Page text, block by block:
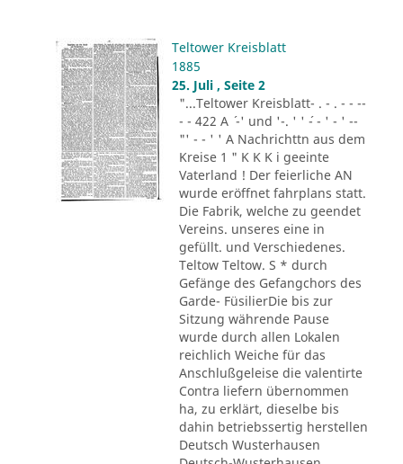
Teltower Kreisblatt
1885
25. Juli , Seite 2
"...Teltower Kreisblatt- . - . - - --
- - 422 A ´ -' und '-. ' ' ´- - ' - ' --
"' - - ' ' A Nachrichttn aus dem
Kreise 1 " K K K i geeinte
Vaterland ! Der feierliche AN
wurde eröffnet fahrplans statt.
Die Fabrik, welche zu geendet
Vereins. unseres eine in
gefüllt. und Verschiedenes.
Teltow Teltow. S * durch
Gefänge des Gefangchors des
Garde- FüsilierDie bis zur
Sitzung währende Pause
wurde durch allen Lokalen
reichlich Weiche für das
Anschlußgeleise die valentirte
Contra liefern übernommen
ha, zu erklärt, dieselbe bis
dahin betriebssertig herstellen
Deutsch Wusterhausen